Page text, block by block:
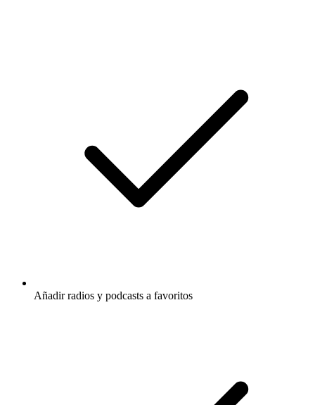
Añadir radios y podcasts a favoritos